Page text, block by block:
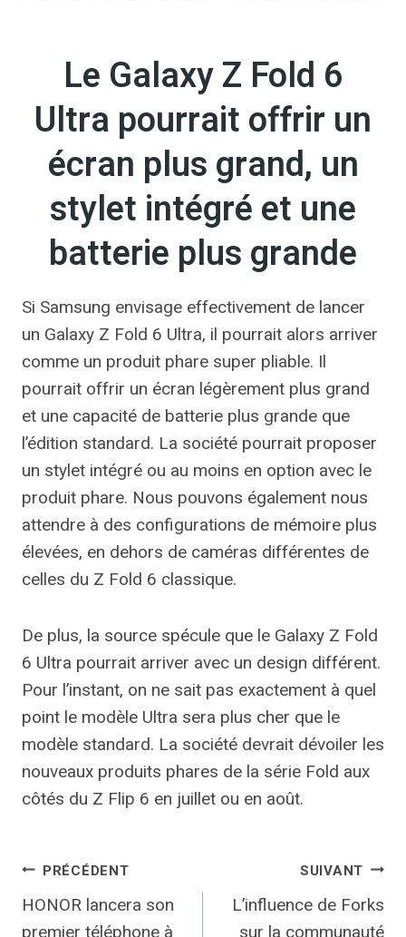
Le Galaxy Z Fold 6
Ultra pourrait offrir un
écran plus grand, un
stylet intégré et une
batterie plus grande
Si Samsung envisage effectivement de lancer
un Galaxy Z Fold 6 Ultra, il pourrait alors arriver
comme un produit phare super pliable. Il
pourrait offrir un écran légèrement plus grand
et une capacité de batterie plus grande que
l’édition standard. La société pourrait proposer
un stylet intégré ou au moins en option avec le
produit phare. Nous pouvons également nous
attendre à des configurations de mémoire plus
élevées, en dehors de caméras différentes de
celles du Z Fold 6 classique.
De plus, la source spécule que le Galaxy Z Fold
6 Ultra pourrait arriver avec un design différent.
Pour l’instant, on ne sait pas exactement à quel
point le modèle Ultra sera plus cher que le
modèle standard. La société devrait dévoiler les
nouveaux produits phares de la série Fold aux
côtés du Z Flip 6 en juillet ou en août.
Navigation
de
PRÉCÉDENT
HONOR lancera son
premier téléphone à
SUIVANT
L’influence de Forks
sur la communauté